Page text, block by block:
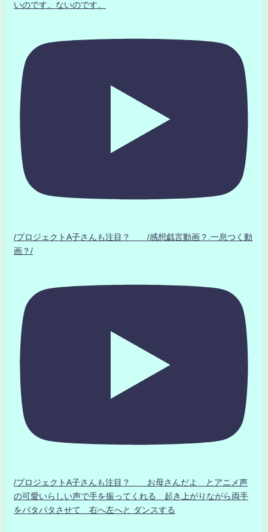
いのです。ないのです。
/プロジェクトA子さんも注目？ /感想戯言動画？.一息つく動
画？/
/プロジェクトA子さんも注目？ お母さんだよ とアニメ声
の可愛いらしい声で手を振ってくれる 起き上がりながら両手
をパタパタさせて 右へ左へと ダンスする